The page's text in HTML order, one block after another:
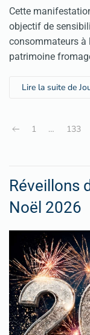
Cette
objectif de
consommateurs à
patrimoine
Lire la suite de
1 … 133
Réveillons
Noël 2026